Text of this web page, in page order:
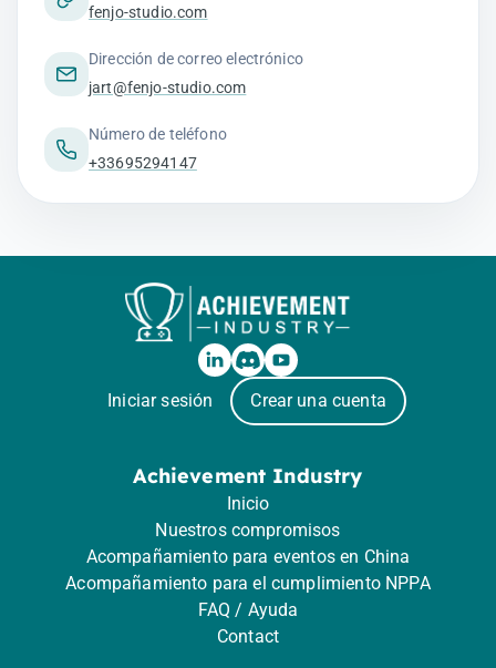
fenjo-studio.com
Dirección de correo electrónico
jart@fenjo-studio.com
Número de teléfono
+33695294147
Iniciar sesión Crear una cuenta
Achievement Industry
Inicio
Nuestros compromisos
Acompañamiento para eventos en China
Acompañamiento para el cumplimiento NPPA
FAQ / Ayuda
Contact